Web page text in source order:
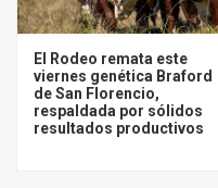
El Rodeo remata este
viernes genética Braford
de San Florencio,
respaldada por sólidos
resultados productivos